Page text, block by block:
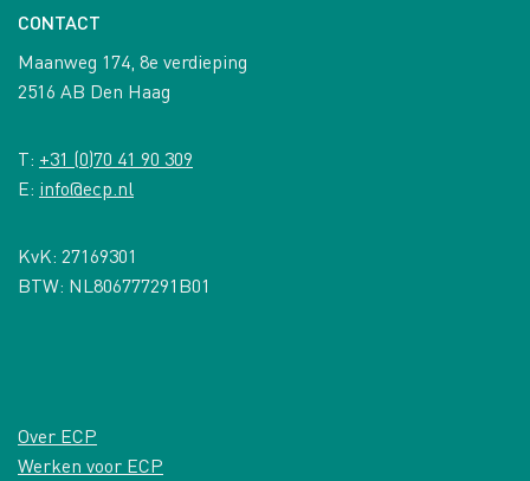
CONTACT
Maanweg 174, 8e verdieping
2516 AB Den Haag
T: +31 (0)70 41 90 309
E: info@ecp.nl
KvK: 27169301
BTW: NL806777291B01
Over ECP
Werken voor ECP